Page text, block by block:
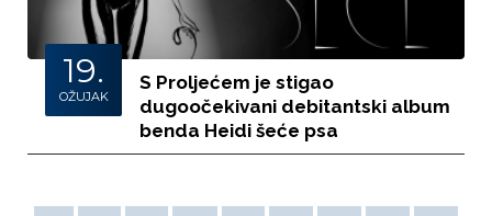
19.
OŽUJAK
S Proljećem je stigao
dugoočekivani debitantski album
benda Heidi šeće psa